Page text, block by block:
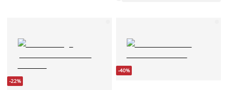
-22%
-40%